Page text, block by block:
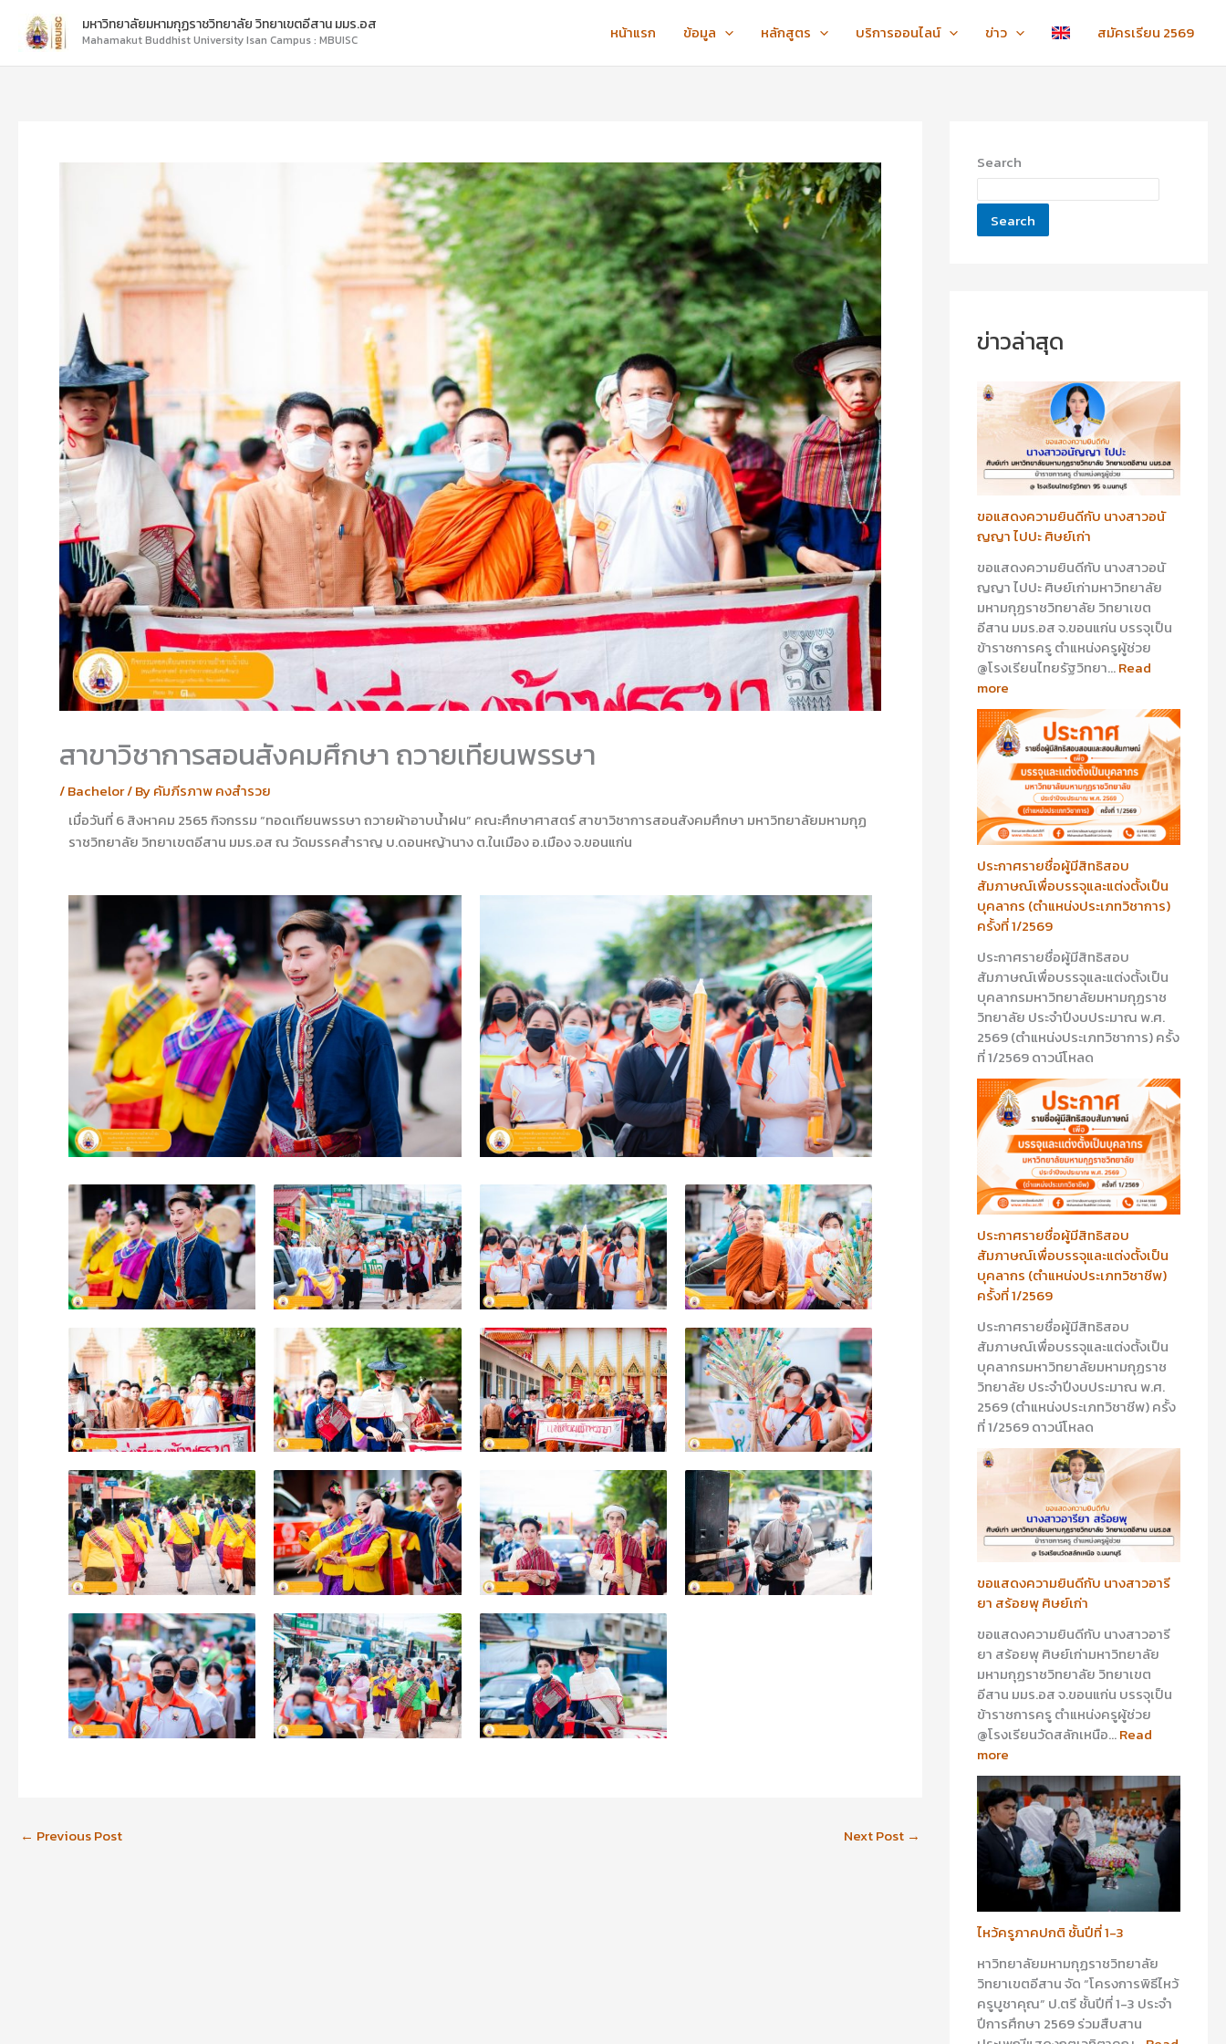
content
มหาวิทยาลัยมหามกุฏราชวิทยาลัย วิทยาเขตอีสาน มมร.อส
Mahamakut Buddhist University Isan Campus : MBUISC หน้าแรก ข้อมูล หลักสูตร บริการออนไลน์ ข่าว สมัครเรียน 2569
สาขาวิชาการสอนสังคมศึกษา ถวายเทียนพรรษา
/Bachelor/ Byคัมภีรภาพ คงสำรวย
เมื่อวันที่ 6 สิงหาคม 2565 กิจกรรม “ทอดเทียนพรรษา ถวายผ้าอาบน้ำฝน” คณะศึกษาศาสตร์ สาขาวิชาการสอนสังคมศึกษา มหาวิทยาลัยมหามกุฏ
ราชวิทยาลัย วิทยาเขตอีสาน มมร.อส ณ วัดมรรคสำราญ บ.ดอนหญ้านาง ต.ในเมือง อ.เมือง จ.ขอนแก่น
← Previous Post Next Post →
Search
Search
ข่าวล่าสุด
ขอแสดงความยินดีกับ นางสาวอนั
ญญา ไปปะ ศิษย์เก่า
ขอแสดงความยินดีกับ นางสาวอนั
ญญา ไปปะ ศิษย์เก่ามหาวิทยาลัย
มหามกุฏราชวิทยาลัย วิทยาเขต
อีสาน มมร.อส จ.ขอนแก่น บรรจุเป็น
ข้าราชการครู ตำแหน่งครูผู้ช่วย
@โรงเรียนไทยรัฐวิทยา…Read
more
ข
แ
ว
ม
ยิ
า
ส
า
ว
นั
ญ
ญ
า
ป
ป
ะ
ศิ
ษ
ย์
ก่
า
ประกาศรายชื่อผู้มีสิทธิสอบ
สัมภาษณ์เพื่อบรรจุและแต่งตั้งเป็น
บุคลากร (ตำแหน่งประเภทวิชาการ)
ครั้งที่ 1/2569
ประกาศรายชื่อผู้มีสิทธิสอบ
สัมภาษณ์เพื่อบรรจุและแต่งตั้งเป็น
บุคลากรมหาวิทยาลัยมหามกุฏราช
วิทยาลัย ประจำปีงบประมาณ พ.ศ.
2569 (ตำแหน่งประเภทวิชาการ) ครั้ง
ที่ 1/2569 ดาวน์โหลด
ประกาศรายชื่อผู้มีสิทธิสอบ
สัมภาษณ์เพื่อบรรจุและแต่งตั้งเป็น
บุคลากร (ตำแหน่งประเภทวิชาชีพ)
ครั้งที่ 1/2569
ประกาศรายชื่อผู้มีสิทธิสอบ
สัมภาษณ์เพื่อบรรจุและแต่งตั้งเป็น
บุคลากรมหาวิทยาลัยมหามกุฏราช
วิทยาลัย ประจำปีงบประมาณ พ.ศ.
2569 (ตำแหน่งประเภทวิชาชีพ) ครั้ง
ที่ 1/2569 ดาวน์โหลด
ขอแสดงความยินดีกับ นางสาวอารี
ยา สร้อยพุ ศิษย์เก่า
ขอแสดงความยินดีกับ นางสาวอารี
ยา สร้อยพุ ศิษย์เก่ามหาวิทยาลัย
มหามกุฏราชวิทยาลัย วิทยาเขต
อีสาน มมร.อส จ.ขอนแก่น บรรจุเป็น
ข้าราชการครู ตำแหน่งครูผู้ช่วย
@โรงเรียนวัดสลักเหนือ…Read
more
ข
แ
ว
ม
ยิ
า
ส
า
ว
า
รี
ย
า
ร้
อ
ย
พุ
ศิ
ษ
เ
ก่
า
ไหว้ครูภาคปกติ ชั้นปีที่ 1-3
หาวิทยาลัยมหามกุฏราชวิทยาลัย
วิทยาเขตอีสาน จัด “โครงการพิธีไหว้
ครูบูชาคุณ” ป.ตรี ชั้นปีที่ 1-3 ประจำ
ปีการศึกษา 2569 ร่วมสืบสาน
ว้
ค
ก
ติ
-